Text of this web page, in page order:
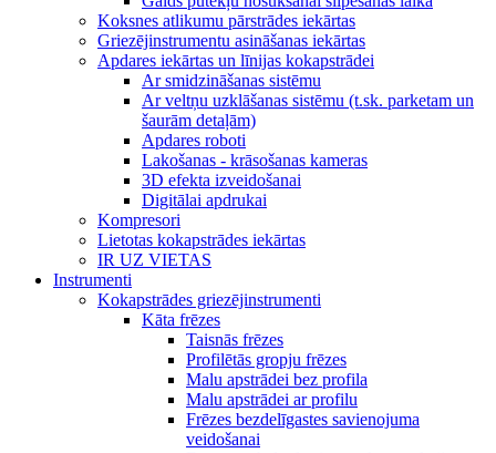
Koksnes atlikumu pārstrādes iekārtas
Griezējinstrumentu asināšanas iekārtas
Apdares iekārtas un līnijas kokapstrādei
Ar smidzināšanas sistēmu
Ar veltņu uzklāšanas sistēmu (t.sk. parketam un
šaurām detaļām)
Apdares roboti
Lakošanas - krāsošanas kameras
3D efekta izveidošanai
Digitālai apdrukai
Kompresori
Lietotas kokapstrādes iekārtas
IR UZ VIETAS
Instrumenti
Kokapstrādes griezējinstrumenti
Kāta frēzes
Taisnās frēzes
Profilētās gropju frēzes
Malu apstrādei bez profila
Malu apstrādei ar profilu
Frēzes bezdelīgastes savienojuma
veidošanai